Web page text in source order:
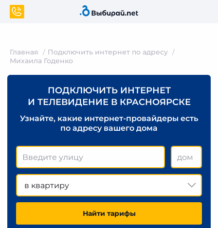
Главная
Подключить интернет по адресу
Михаила Годенко
ПОДКЛЮЧИТЬ ИНТЕРНЕТ
И ТЕЛЕВИДЕНИЕ В КРАСНОЯРСКЕ
Узнайте, какие интернет-провайдеры есть
по адресу вашего дома
в квартиру
Найти тарифы